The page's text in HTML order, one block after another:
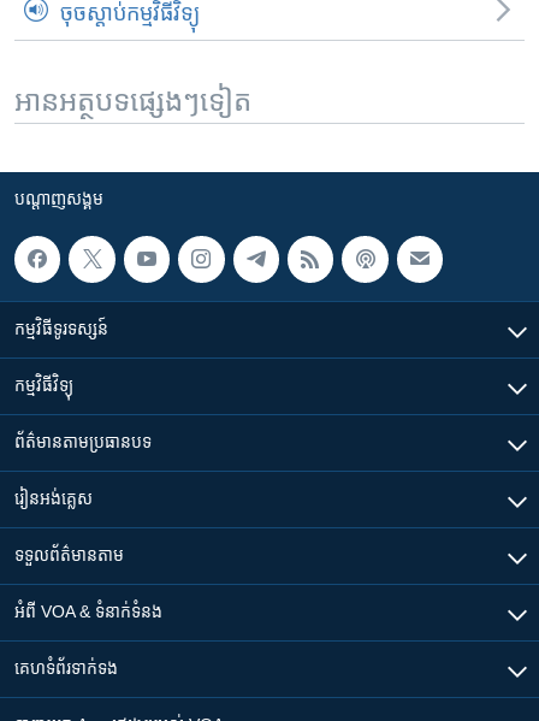
ចុចស្តាប់កម្មវិធីវិទ្យុ
អានអត្ថបទផ្សេងៗទៀត
បណ្តាញ​សង្គម
កម្មវិធី​ទូរទស្សន៍
កម្មវិធី​វិទ្យុ
ព័ត៌មាន​តាមប្រធានបទ​
រៀន​​អង់គ្លេស
ទទួល​ព័ត៌មាន​តាម
អំពី​ VOA & ទំនាក់ទំនង
គេហទំព័រ​​ទាក់ទង